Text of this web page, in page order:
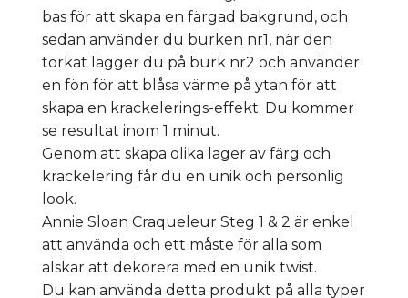
bas för att skapa en färgad bakgrund, och
sedan använder du burken nr1, när den
torkat lägger du på burk nr2 och använder
en fön för att blåsa värme på ytan för att
skapa en krackelerings-effekt. Du kommer
se resultat inom 1 minut.
Genom att skapa olika lager av färg och
krackelering får du en unik och personlig
look.
Annie Sloan Craqueleur Steg 1 & 2 är enkel
att använda och ett måste för alla som
älskar att dekorera med en unik twist.
Du kan använda detta produkt på alla typer